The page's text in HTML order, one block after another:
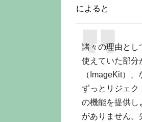
によると
諸々の理由とし
使えていた部分
（ImageKit）
ずっとリジェク
の機能を提供し
がありません。